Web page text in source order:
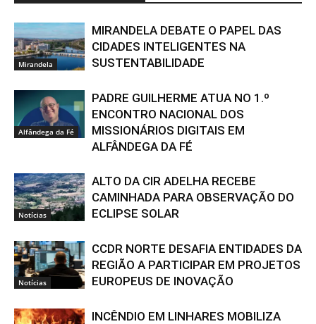
Mirandela
MIRANDELA DEBATE O PAPEL DAS
CIDADES INTELIGENTES NA
SUSTENTABILIDADE
Alfândega da Fé
PADRE GUILHERME ATUA NO 1.º
ENCONTRO NACIONAL DOS
MISSIONÁRIOS DIGITAIS EM
ALFÂNDEGA DA FÉ
Notícias
ALTO DA CIR ADELHA RECEBE
CAMINHADA PARA OBSERVAÇÃO DO
ECLIPSE SOLAR
Notícias
CCDR NORTE DESAFIA ENTIDADES DA
REGIÃO A PARTICIPAR EM PROJETOS
EUROPEUS DE INOVAÇÃO
INCÊNDIO EM LINHARES MOBILIZA